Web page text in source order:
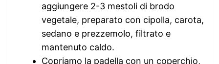
aggiungere 2-3 mestoli di brodo
vegetale, preparato con cipolla, carota,
sedano e prezzemolo, filtrato e
mantenuto caldo.
Copriamo la padella con un coperchio,